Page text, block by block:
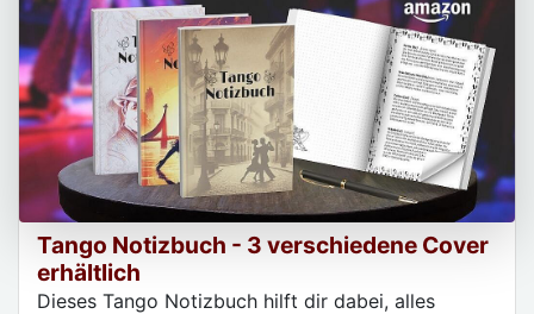
Tango Notizbuch - 3 verschiedene Cover
erhältlich
Dieses Tango Notizbuch hilft dir dabei, alles